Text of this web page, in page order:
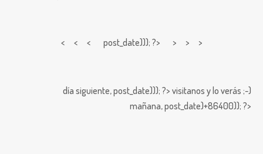
< < < post_date))); ?> > > >
día siguiente,post_date))); ?> visitanos y lo verás ;-)
mañana,post_date)+86400)); ?>